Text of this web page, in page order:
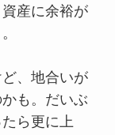
産に余裕が
、地合いが
も。だいぶ
ら更に上